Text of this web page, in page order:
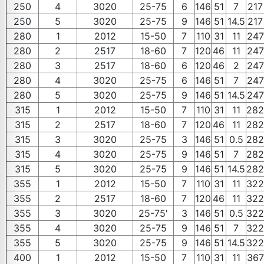
250
4 3020 25-75 6 146 51 7
217
250
5 3020 25-75 9 146 51 14.5 217
280
1 2012 15-50 7 110 31 11
247
280
2 2517 18-60 7 120 46 11
247
280
3 2517 18-60 6 120 46 2
247
280
4 3020 25-75 6 146 51 7
247
280
5 3020 25-75 9 146 51 14.5 247
315
1 2012 15-50 7 110 31 11 282
315
2 2517 18-60 7 120 46 11 282
315
3 3020 25-75 3 146 51 0.5 282
315
4 3020 25-75 9 146 51 7
282
315
5 3020 25-75 9 146 51 14.5 282
355
1 2012 15-50 7 110 31 11 322
355
2 2517 18-60 7 120 46 11 322
355
3 3020 25-75' 3 146 51 0.5 322
355
4 3020 25-75 9 146 51 7
322
355
5 3020 25-75 9 146 51 14.5 322
400
1 2012 15-50 7 110 31 11
367